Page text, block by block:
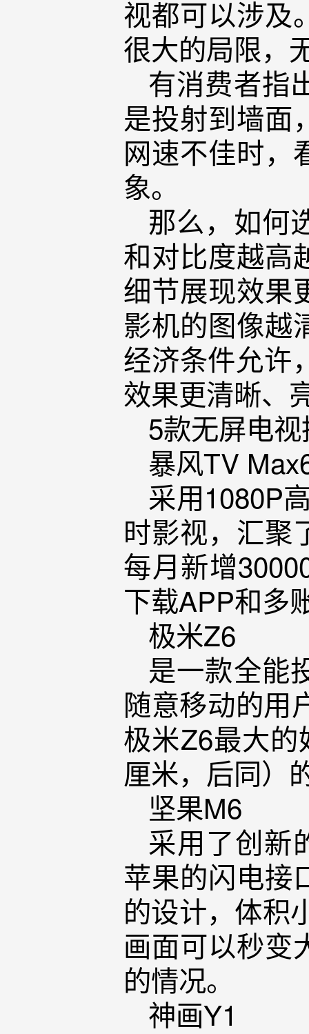
视都可以涉及
很大的局限，
有消费者指
是投射到墙面
网速不佳时，
象。
那么，如何
和对比度越高
细节展现效果
影机的图像越
经济条件允许
效果更清晰、
5款无屏电
暴风TV
采用1080P
时影视，汇聚
每月新增
下载APP和多
极米Z6
是一款全能
随意移动的用
极米Z6最大
厘米，后同）
坚果M6
采用了创新
苹果的闪电接
的设计，体积
画面可以秒变
的情况。
神画Y1